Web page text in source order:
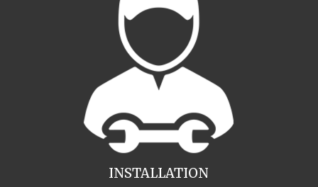
INSTALLATION